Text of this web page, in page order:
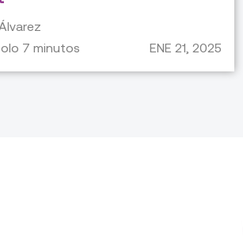
7 minutos ENE 21, 2025